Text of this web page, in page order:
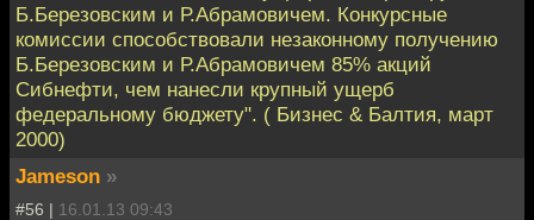
Б.Березовским и Р.Абрамовичем. Конкурсные
комиссии способствовали незаконному получению
Б.Березовским и Р.Абрамовичем 85% акций
Сибнефти, чем нанесли крупный ущерб
федеральному бюджету". ( Бизнес & Балтия, март
2000)
Jameson »
#56 | 16.01.13 09:43